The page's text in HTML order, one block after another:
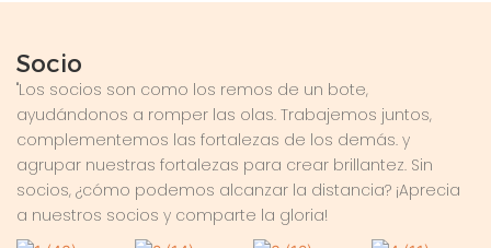
Socio
"Los socios son como los remos de un bote,
ayudándonos a romper las olas. Trabajemos juntos,
complementemos las fortalezas de los demás. y
agrupar nuestras fortalezas para crear brillantez. Sin
socios, ¿cómo podemos alcanzar la distancia? ¡Aprecia
a nuestros socios y comparte la gloria!